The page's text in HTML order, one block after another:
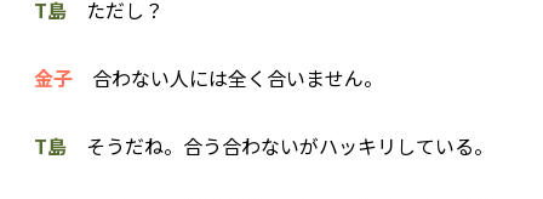
T島 ただし？
金子 合わない人には全く合いません。
T島 そうだね。合う合わないがハッキリしている。